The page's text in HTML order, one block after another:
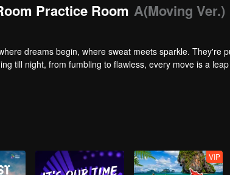
Practice Room A(Moving Ver.)
dreams begin, where sweat meets sparkle. They're
till night, from fumbling to flawless, every move is a
VIP